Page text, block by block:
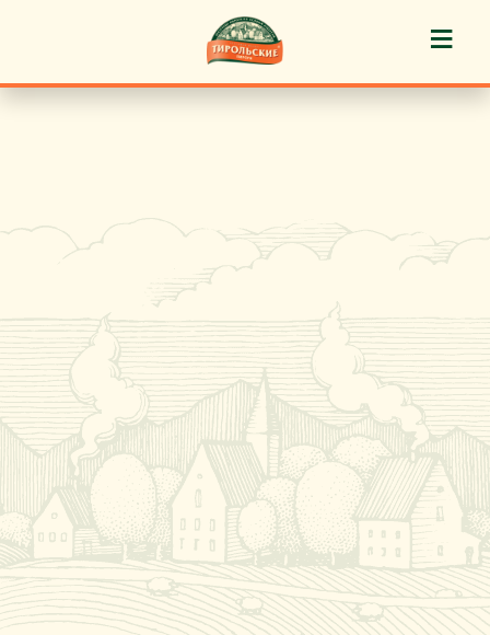
≡
Пирожные «Тирольские» ®
Торты «Тирольские» ®
Куличи
Кафе-кондитерские
Новости
Где купить
О компании